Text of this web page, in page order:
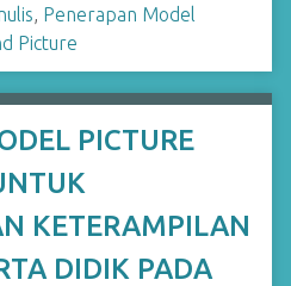
, Penerapan Model
Picture
PICTURE
KETERAMPILAN
DIDIK PADA